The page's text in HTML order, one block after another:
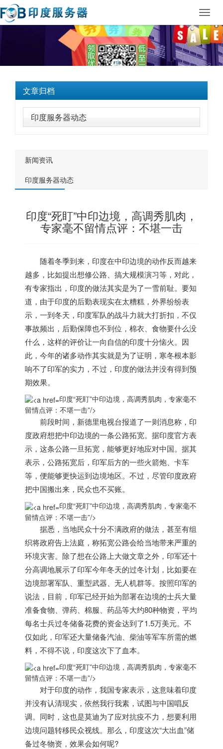
文章归档
印度服务器动态
新闻资讯
印度服务器动态
印度“死盯”中印边境，高调秀肌肉，
专家毫不留情点评：不堪一击
随着冬季到来， 印度在中印边境的动作反而越来
越多，比如提出想修公路、搞大规模演习等，对此，
有专家指出， 印度的做法其实是为了一雪前耻。要知
道，由于印度的后勤表现实在太糟糕，外界纷纷表
示，一到冬天， 印度军队的战斗力就大打折扣，不仅
事故频出，后勤保障也不到位，棉衣、食物要什么没
什么，这样的评价让一向自信的印度十分恼火。因
此，今年的诸多动作其实就是为了证明，寒冬根本影
响不了印军的实力，不过， 印度的做法并没有得到预
期效果。
印度“死盯”中印边境，高调秀肌肉，专家毫不
留情点评：不堪一击”/>
前段时间，新德里电视台报道了一则消息称， 印
度政府想把中印边境的一条公路拓宽。据印度官方表
示，这条公路一旦拓宽，能够更好地应对中国。据其
表示，公路拓宽后，印军后方的一些火箭炮、卡车
等，便能够更快运到边境地区。不过，尽管印度政府
把中国搬出来，民众也不买账。
印度“死盯”中印边境，高调秀肌肉，专家毫不
留情点评：不堪一击”/>
据悉，当地民众十分不满政府的做法，甚至有组
织将政府告上法庭，称拓宽公路会给当地带来严重的
环境灾害。除了想在公路上大做文章之外，印军还十
分高调地展示了印军今年冬天的过冬计划，比如要在
边境部署军队、重型武器、无人机群等。按照印军的
说法，目前，印军已经开始为部署在边境的士兵大量
准备食物、弹药、棉服、药品等大约80种物资，平均
每名士兵过冬储备花费的资金达到了1.5万美元。不
仅如此，印军还大量储备汽油、柴油等军车所需的燃
料，不得不说， 印度这次下了血本。
印度“死盯”中印边境，高调秀肌肉，专家毫不
留情点评：不堪一击”/>
对于印度的动作，我国专家表示，这意味着印度
并没有认清现实，依然我行我素，试图与中国唱反
调。同时，这也是莫迪为了应对抗疫不力，想要利用
边境问题转移民众视线。那么， 印度这次“大出血”储
备过冬物资，效果会如何呢?